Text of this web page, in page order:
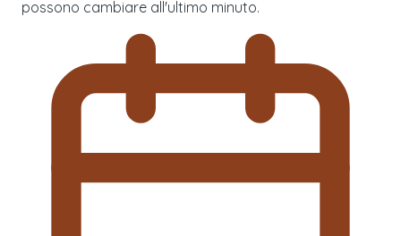
possono cambiare all'ultimo minuto.